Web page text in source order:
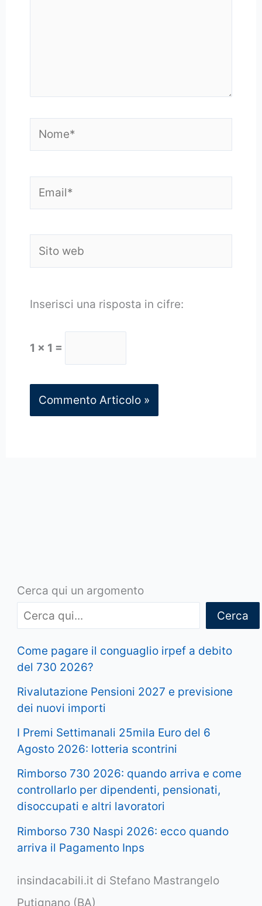
web
Inserisci una risposta in cifre:
1 × 1 =
Cerca qui un argomento
Cerca
Come pagare il conguaglio irpef a debito
del 730 2026?
Rivalutazione Pensioni 2027 e previsione
dei nuovi importi
I Premi Settimanali 25mila Euro del 6
Agosto 2026: lotteria scontrini
Rimborso 730 2026: quando arriva e come
controllarlo per dipendenti, pensionati,
disoccupati e altri lavoratori
Rimborso 730 Naspi 2026: ecco quando
arriva il Pagamento Inps
insindacabili.it di Stefano Mastrangelo
Putignano (BA)